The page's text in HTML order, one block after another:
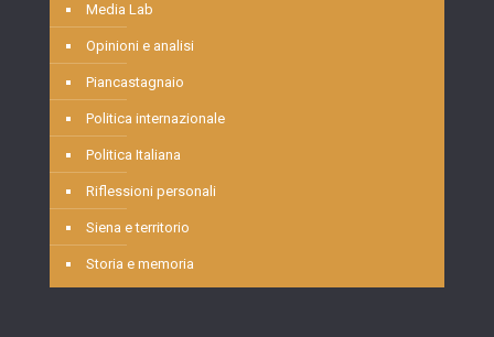
Media Lab
Opinioni e analisi
Piancastagnaio
Politica internazionale
Politica Italiana
Riflessioni personali
Siena e territorio
Storia e memoria